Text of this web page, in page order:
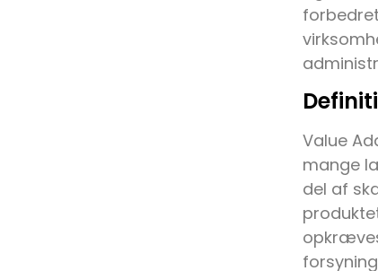
forbedret
Value
mange
del af